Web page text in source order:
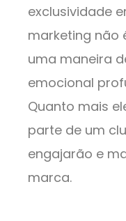
exclusividade
marketing não
uma maneira
emocional
Quanto mais
parte de um
engajarão e
marca.